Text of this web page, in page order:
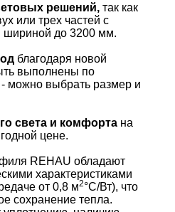
решений, так как
или трех частей с
шириной до 3200 мм.
благодаря новой
выполнены по
- можно выбрать размер и
света и комфорта на
цене.
REHAU обладают
характеристиками
от 0,8 м2°С/Вт), что
сохранение тепла.